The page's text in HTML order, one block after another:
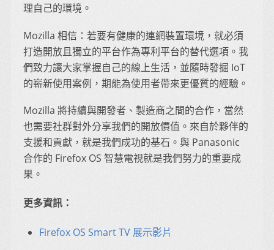
理自己的環境。
Mozilla 相信：若要有健康的連網裝置環境，就必須
打造開放且獨立的平台作為專利平台的替代選項。我
們致力讓大家掌握自己的線上生活，並隨時發掘 IoT
的嶄新使用案例，期能為使用者帶來更優質的經驗。
Mozilla 將持續與開發者、製造商之間的合作，當然
也需要社群對外分享我們的開放價值。來自於夥伴的
支援和貢獻，就是我們成功的基石。與 Panasonic
合作的 Firefox OS 智慧電視就是我們努力的重要成
果。
更多資訊：
Firefox OS Smart TV 展示影片